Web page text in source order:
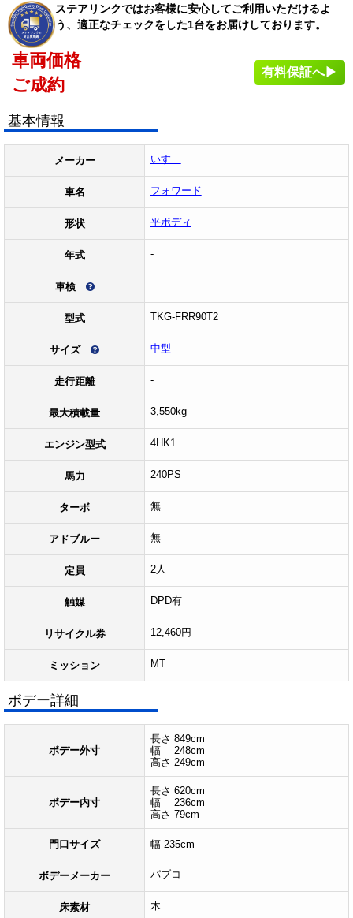
ステアリンクではお客様に安心してご利用いただけるよ
う、適正なチェックをした1台をお届けしております。
車両価格
ご成約
有料保証へ▶
基本情報
メーカー いすゞ
車名 フォワード
形状 平ボディ
年式 -
車検
型式 TKG-FRR90T2
サイズ 中型
走行距離 -
最大積載量 3,550kg
エンジン型式 4HK1
馬力 240PS
ターボ 無
アドブルー 無
定員 2人
触媒 DPD有
リサイクル券 12,460円
ミッション MT
ボデー詳細
ボデー外寸
長さ 849cm
幅 248cm
高さ 249cm
ボデー内寸
長さ 620cm
幅 236cm
高さ 79cm
門口サイズ 幅 235cm
ボデーメーカー パブコ
床素材 木